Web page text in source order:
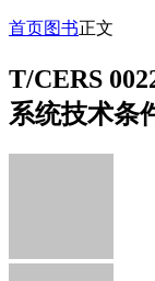
首页图书正文
T/CERS
系统技术条